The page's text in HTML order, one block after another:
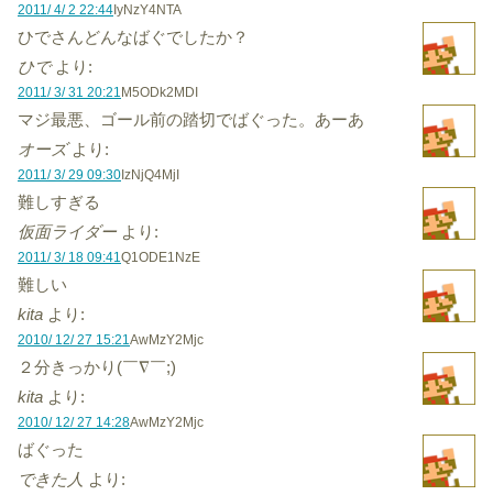
2011/ 4/ 2 22:44IyNzY4NTA
ひでさんどんなばぐでしたか？
ひで より:
2011/ 3/ 31 20:21 M5ODk2MDI
マジ最悪、ゴール前の踏切でばぐった。あーあ
オーズ より:
2011/ 3/ 29 09:30IzNjQ4MjI
難しすぎる
仮面ライダー より:
2011/ 3/ 18 09:41 Q1ODE1NzE
難しい
kita より:
2010/ 12/ 27 15:21 AwMzY2Mjc
２分きっかり(￣∇￣;)
kita より:
2010/ 12/ 27 14:28AwMzY2Mjc
ばぐった
できた人 より: